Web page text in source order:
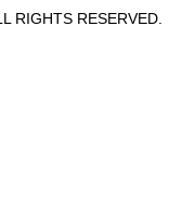
RIGHTS RESERVED.